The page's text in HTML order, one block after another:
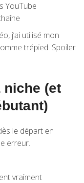
YouTube
j’ai utilisé mon
trépied. Spoiler
niche (et
le départ en
erreur.
vraiment